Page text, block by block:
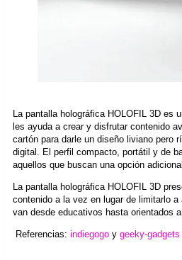
La pantalla holográfica HOLOFIL 3D es
les ayuda a crear y disfrutar contenido
cartón para darle un diseño liviano pero
digital. El perfil compacto, portátil y de
aquellos que buscan una opción
La pantalla holográfica HOLOFIL 3D
contenido a la vez en lugar de limitarlo
van desde educativos hasta orientados
Referencias: indiegogo y geeky-gadgets